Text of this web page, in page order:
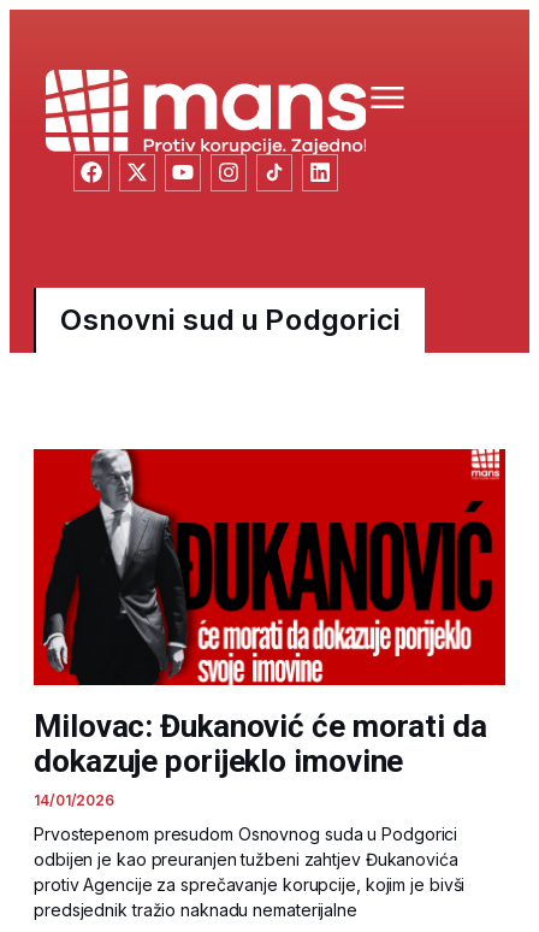
Osnovni sud u Podgorici
Milovac: Đukanović će morati da
dokazuje porijeklo imovine
14/01/2026
Prvostepenom presudom Osnovnog suda u Podgorici
odbijen je kao preuranjen tužbeni zahtjev Đukanovića
protiv Agencije za sprečavanje korupcije, kojim je bivši
predsjednik tražio naknadu nematerijalne